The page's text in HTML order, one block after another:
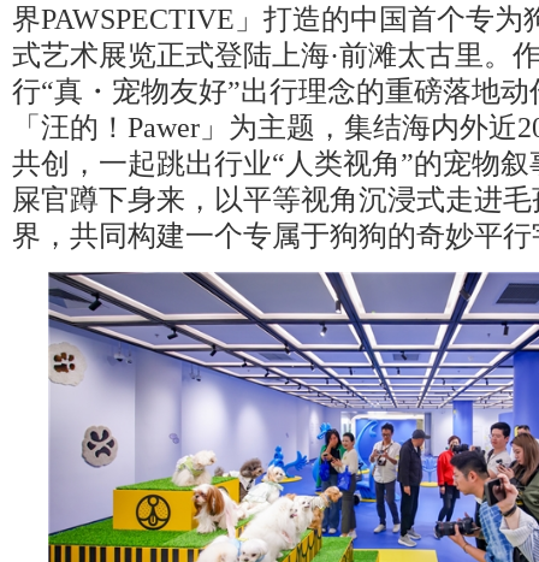
界PAWSPECTIVE」打造的中国首个专为
式艺术展览正式登陆上海·前滩太古里。
行“真・宠物友好”出行理念的重磅落地
「汪的！Pawer」为主题，集结海内外近
共创，一起跳出行业“人类视角”的宠物
屎官蹲下身来，以平等视角沉浸式走进
界，共同构建一个专属于狗狗的奇妙平